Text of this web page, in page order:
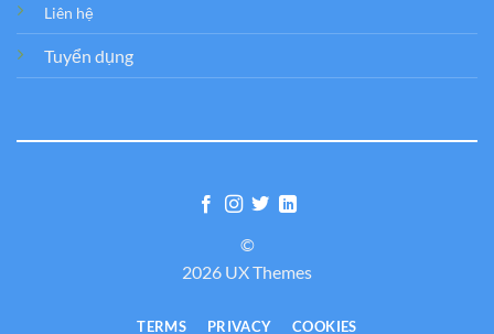
Liên hệ
Tuyển dụng
©
2026 UX Themes
TERMS PRIVACY COOKIES